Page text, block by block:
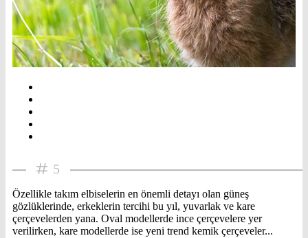
5
Özellikle takım elbiselerin en önemli detayı olan güneş
gözlüklerinde, erkeklerin tercihi bu yıl, yuvarlak ve kare
çerçevelerden yana. Oval modellerde ince çerçevelere yer
verilirken, kare modellerde ise yeni trend kemik çerçeveler...